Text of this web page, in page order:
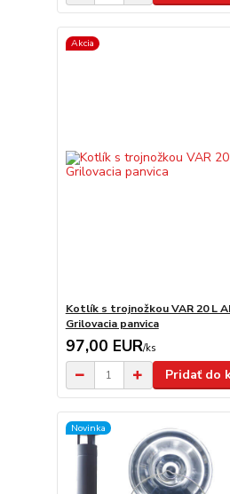
Akcia
Kotlík s trojnožkou VAR 20 L
Grilovacia panvica
97,00 EUR/ks
Pridať do
Novinka